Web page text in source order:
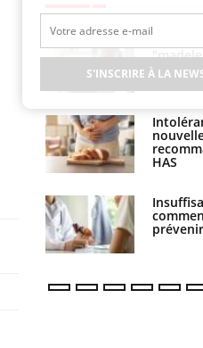
enfin
HAS
prévenir
S'INSCRIRE À LA